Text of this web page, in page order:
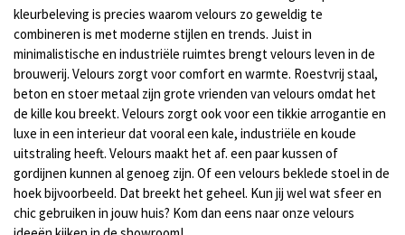
kleurbeleving is precies waarom velours zo geweldig te
combineren is met moderne stijlen en trends. Juist in
minimalistische en industriële ruimtes brengt velours leven in de
brouwerij. Velours zorgt voor comfort en warmte. Roestvrij staal,
beton en stoer metaal zijn grote vrienden van velours omdat het
de kille kou breekt. Velours zorgt ook voor een tikkie arrogantie en
luxe in een interieur dat vooral een kale, industriële en koude
uitstraling heeft. Velours maakt het af. een paar kussen of
gordijnen kunnen al genoeg zijn. Of een velours beklede stoel in de
hoek bijvoorbeeld. Dat breekt het geheel. Kun jij wel wat sfeer en
chic gebruiken in jouw huis? Kom dan eens naar onze velours